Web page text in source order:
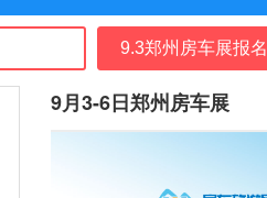
9.3郑州房车展报名
9月3-6日郑州房车展